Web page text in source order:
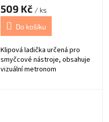
509 Kč / ks
Do košíku
Klipová ladička určená pro
smyčcové nástroje, obsahuje
vizuální metronom